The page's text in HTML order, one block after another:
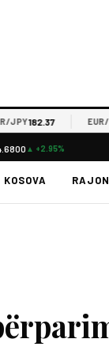
182.37 EUR/CAD
▲ +2.95%
KOSOVA